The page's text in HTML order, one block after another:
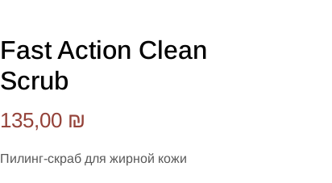
Fast Action Clean
Scrub
135,00 ₪
Пилинг-скраб для жирной кожи